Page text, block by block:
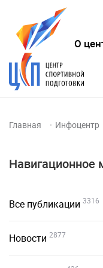
О
Главная Инфоцентр
Навигационное
Все публикации 3316
Новости 2877